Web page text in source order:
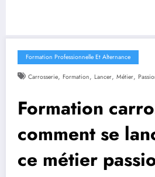
Formation Professionnelle Et Alternance
Carrosserie, Formation, Lancer, Métier,
Formation
comment se
ce métier